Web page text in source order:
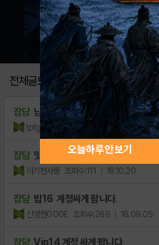
전체글보기
잡담 남성반팔티 꼼꼼하게챙겨볼게요＞
tpfgkec 조회수:11 | 21.11.15
잡담 맛점하세요
아기천사뚱 조회수:111 | 18.10.20
잡담 빕16 계정싸게 팜니다.
신영현GG0E 조회수:269 | 18.09.05
잡담 Vip14 계정 싸게 팝니다
오늘하루 안보기